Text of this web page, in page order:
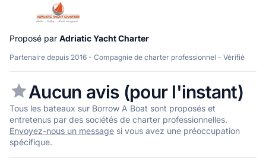
Proposé par Adriatic Yacht Charter
Partenaire depuis 2016 - Compagnie de charter professionnel - Vérifié
Aucun avis (pour l'instant)
Tous les bateaux sur Borrow A Boat sont proposés et
entretenus par des sociétés de charter professionnelles.
Envoyez-nous un message si vous avez une préoccupation
spécifique.